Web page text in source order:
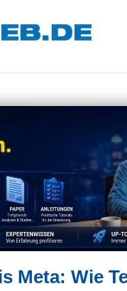
Meta: Wie